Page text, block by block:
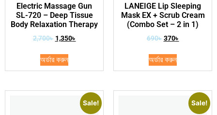
Electric Massage Gun
SL-720 – Deep Tissue
Body Relaxation Therapy
2,700৳ 1,350৳
অর্ডার করুন
LANEIGE Lip Sleeping
Mask EX + Scrub Cream
(Combo Set – 2 in 1)
690৳ 370৳
অর্ডার করুন
Sale! Sale!